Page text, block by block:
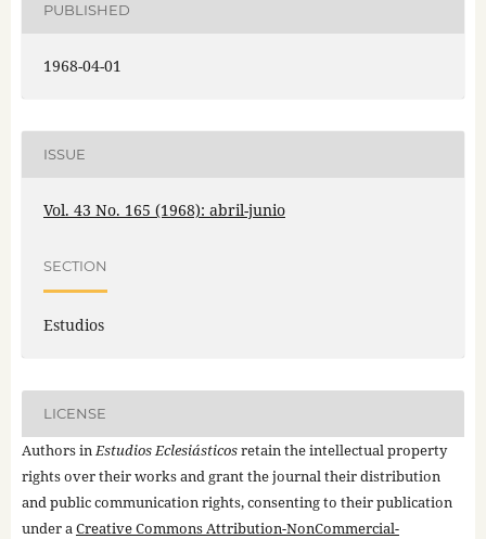
PUBLISHED
1968-04-01
ISSUE
Vol. 43 No. 165 (1968): abril-junio
SECTION
Estudios
LICENSE
Authors inEstudios Eclesiásticosretain the intellectual property
rights over their works and grant the journal their distribution
and public communication rights, consenting to their publication
under aCreative Commons Attribution-NonCommercial-